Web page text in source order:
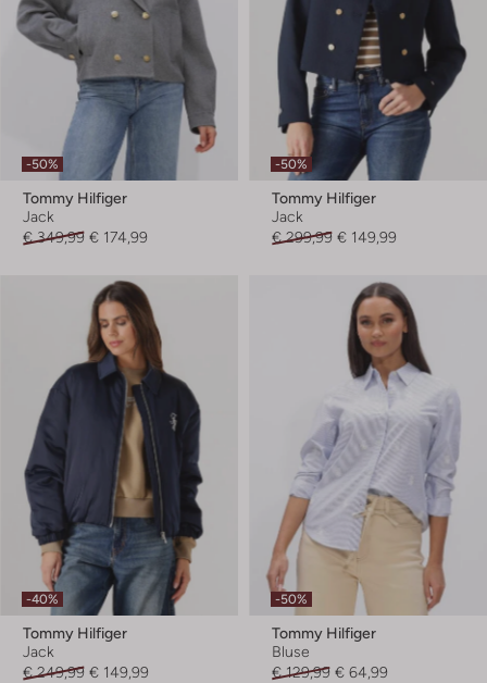
-50%
Tommy Hilfiger
Jack
€ 349,99 € 174,99
-50%
Tommy Hilfiger
Jack
€ 299,99 € 149,99
-40%
Tommy Hilfiger
Jack
€ 249,99 € 149,99
-50%
Tommy Hilfiger
Bluse
€ 129,99 € 64,99